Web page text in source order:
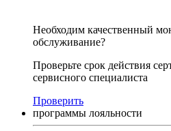
Необходим качественный
обслуживание?
Проверьте срок действия
сервисного специалиста
Проверить
программы лояльности